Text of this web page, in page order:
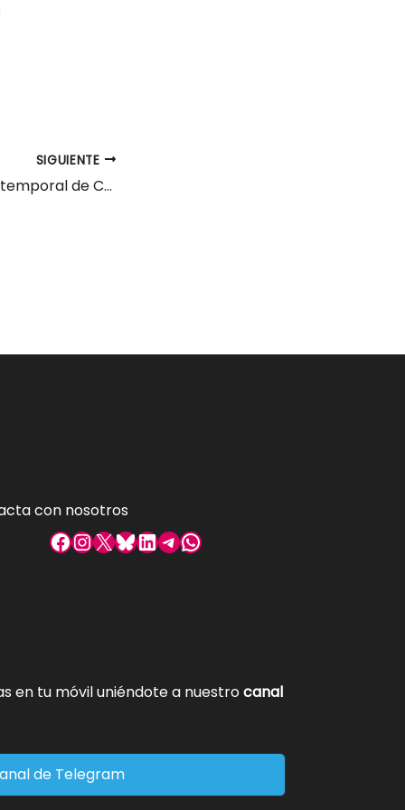
SIGUIENTE
Bolsa de empleo temporal de Correos
con nosotros
Facebook
Instagram
X Bluesky
LinkedIn
Telegram
WhatsApp
en tu móvil uniéndote a nuestrocanal
de Telegram